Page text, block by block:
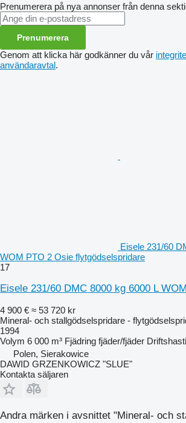
Prenumerera på nya annonser från denna
Prenumerera
Genom att klicka här godkänner du vår
användaravtal.
Eisele 231/60
WOM PTO 2 Osie flytgödselspridare
17
Eisele 231/60 DMC 8000 kg 6000 L
4 900 € ≈ 53 720 kr
Mineral- och stallgödselspridare -
1994
Volym 6 000 m³ Fjädring fjäder/fjäder
Polen, Sierakowice
DAWID GRZENKOWICZ "SLUE"
Kontakta säljaren
Andra märken i avsnittet "Mineral- och